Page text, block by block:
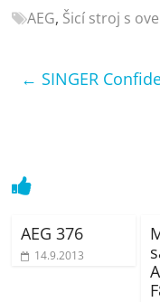
televize,
telefony,
AEG, Šicí stroj s
← SINGER
AEG 376
14.9.2013